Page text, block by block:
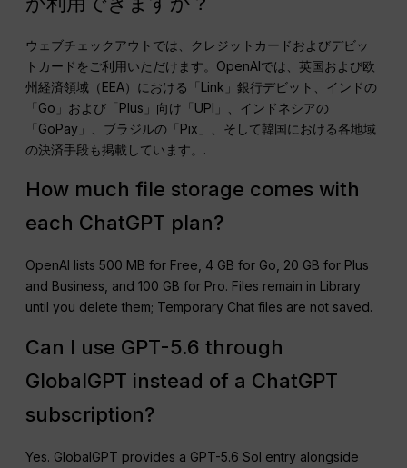
ウェブチェックアウトでは、クレジットカードおよびデビッ
トカードをご利用いただけます。OpenAIでは、英国および欧
州経済領域（EEA）における「Link」銀行デビット、インドの
「Go」および「Plus」向け「UPI」、インドネシアの
「GoPay」、ブラジルの「Pix」、そして韓国における各地域
の決済手段も掲載しています。.
How much file storage comes with
each ChatGPT plan?
OpenAI lists 500 MB for Free, 4 GB for Go, 20 GB for Plus
and Business, and 100 GB for Pro. Files remain in Library
until you delete them; Temporary Chat files are not saved.
Can I use GPT-5.6 through
GlobalGPT instead of a ChatGPT
subscription?
Yes. GlobalGPT provides a GPT-5.6 Sol entry alongside